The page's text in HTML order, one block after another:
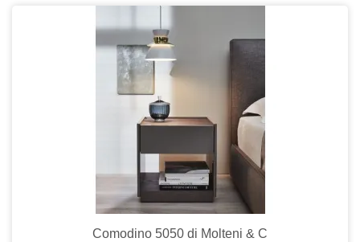
Comodino 5050 di Molteni & C